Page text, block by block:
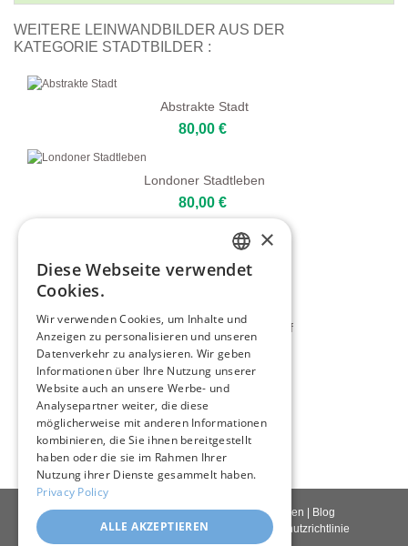
WEITERE LEINWANDBILDER AUS DER
KATEGORIE STADTBILDER :
Abstrakte Stadt
80,00 €
Londoner Stadtleben
80,00 €
Abstrakte Moderne Stadt
80,00 €
Treppenweg Im Mittelmeerdorf
80,00 €
Straße Im Sonnenlicht
80,00 €
Kontakt|Über uns|Giclée Qualität|Anmelden
Blog
Lieferbedingungen|Rückgaberecht Datenschutzrichtlinie
ENGLISH
GERMAN
FRENCH
×
Diese Webseite verwendet
Cookies.
Wir verwenden Cookies, um Inhalte und
Anzeigen zu personalisieren und unseren
Datenverkehr zu analysieren. Wir geben
Informationen über Ihre Nutzung unserer
Website auch an unsere Werbe- und
Analysepartner weiter, die diese
möglicherweise mit anderen Informationen
kombinieren, die Sie ihnen bereitgestellt
haben oder die sie im Rahmen Ihrer
Nutzung ihrer Dienste gesammelt haben.
Privacy Policy
ALLE AKZEPTIEREN